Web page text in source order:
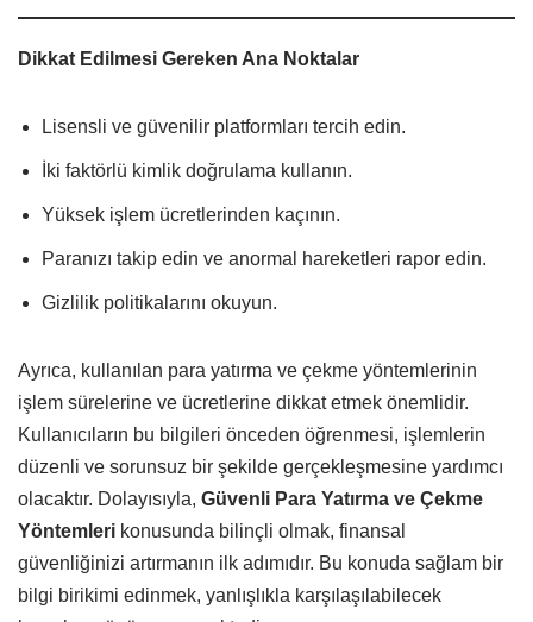
Dikkat Edilmesi Gereken Ana Noktalar
Lisensli ve güvenilir platformları tercih edin.
İki faktörlü kimlik doğrulama kullanın.
Yüksek işlem ücretlerinden kaçının.
Paranızı takip edin ve anormal hareketleri rapor edin.
Gizlilik politikalarını okuyun.
Ayrıca, kullanılan para yatırma ve çekme yöntemlerinin
işlem sürelerine ve ücretlerine dikkat etmek önemlidir.
Kullanıcıların bu bilgileri önceden öğrenmesi, işlemlerin
düzenli ve sorunsuz bir şekilde gerçekleşmesine yardımcı
olacaktır. Dolayısıyla, Güvenli Para Yatırma ve Çekme
Yöntemleri konusunda bilinçli olmak, finansal
güvenliğinizi artırmanın ilk adımıdır. Bu konuda sağlam bir
bilgi birikimi edinmek, yanlışlıkla karşılaşılabilecek